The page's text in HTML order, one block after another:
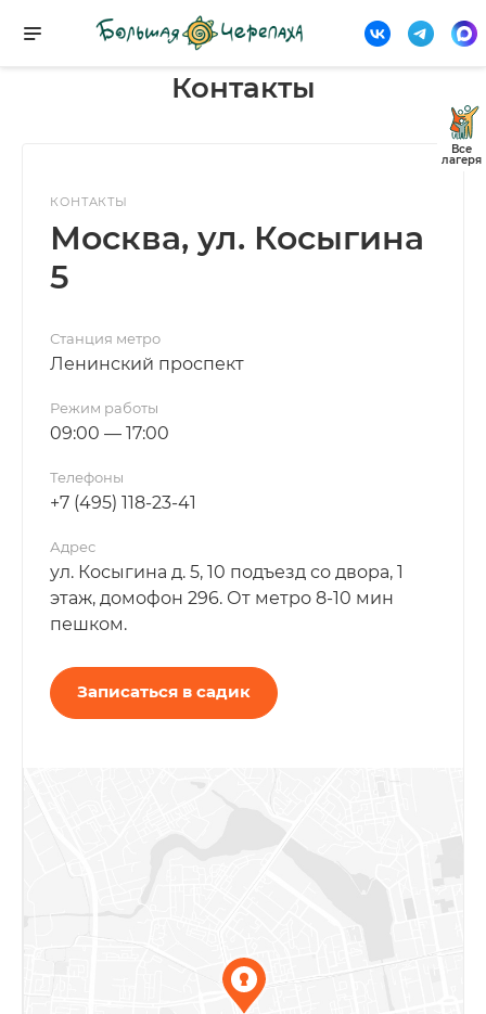
Все
лагеря
Контакты
КОНТАКТЫ
Москва, ул. Косыгина
5
Станция метро
Ленинский проспект
Режим работы
09:00 — 17:00
Телефоны
+7 (495) 118-23-41
Адрес
ул. Косыгина д. 5, 10 подъезд со двора, 1
этаж, домофон 296. От метро 8-10 мин
пешком.
Записаться в садик